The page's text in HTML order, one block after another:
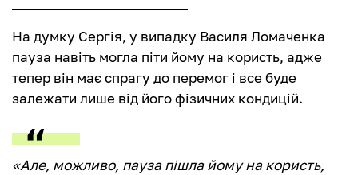
На думку Сергія, у випадку Василя Ломаченка
пауза навіть могла піти йому на користь, адже
тепер він має спрагу до перемог і все буде
залежати лише від його фізичних кондицій.
«Але, можливо, пауза пішла йому на користь,